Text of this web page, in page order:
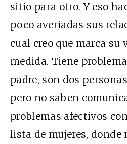
sitio para otro. Y eso
poco averiadas sus
cual creo que marca su
medida. Tiene
padre, son dos
pero no saben
problemas afectivos
lista de mujeres, donde